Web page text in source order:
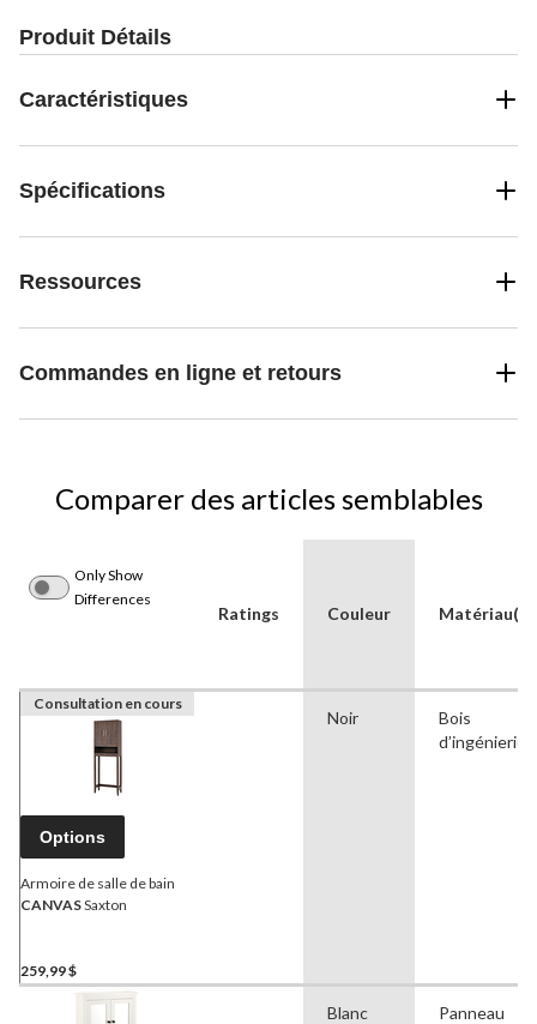
Produit Détails
Caractéristiques
Spécifications
Ressources
Commandes en ligne et retours
Comparer des articles semblables
Only Show
Differences
Ratings Couleur Matériau(x)
Consultation en cours
Options
Armoire de salle de bain
CANVASSaxton
259,99 $
Noir
Bois
d’ingénierie
Blanc
Panneau